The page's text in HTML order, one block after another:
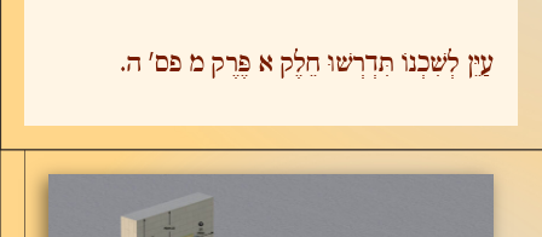
עַיֵּן לְשִׁכְנוֹ תִּדְרְשׁוּ חֵלֶק א פֶּרֶק מ פס' ה.